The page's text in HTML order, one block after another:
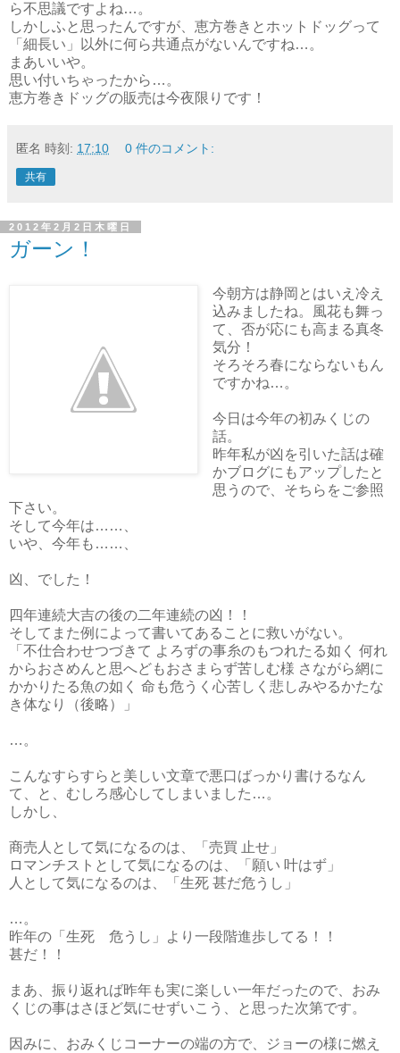
ら不思議ですよね…。
しかしふと思ったんですが、恵方巻きとホットドッグって
「細長い」以外に何ら共通点がないんですね…。
まあいいや。
思い付いちゃったから…。
恵方巻きドッグの販売は今夜限りです！
匿名 時刻: 17:10 0 件のコメント:
共有
2012年2月2日木曜日
ガーン！
今朝方は静岡とはいえ冷え
込みましたね。風花も舞っ
て、否が応にも高まる真冬
気分！
そろそろ春にならないもん
ですかね…。
今日は今年の初みくじの
話。
昨年私が凶を引いた話は確
かブログにもアップしたと
思うので、そちらをご参照
下さい。
そして今年は……、
いや、今年も……、
凶、でした！
四年連続大吉の後の二年連続の凶！！
そしてまた例によって書いてあることに救いがない。
「不仕合わせつづきて よろずの事糸のもつれたる如く 何れ
からおさめんと思へどもおさまらず苦しむ様 さながら網に
かかりたる魚の如く 命も危うく心苦しく悲しみやるかたな
き体なり（後略）」
…。
こんなすらすらと美しい文章で悪口ばっかり書けるなん
て、と、むしろ感心してしまいました…。
しかし、
商売人として気になるのは、「売買 止せ」
ロマンチストとして気になるのは、「願い 叶はず」
人として気になるのは、「生死 甚だ危うし」
…。
昨年の「生死 危うし」より一段階進歩してる！！
甚だ！！
まあ、振り返れば昨年も実に楽しい一年だったので、おみ
くじの事はさほど気にせずいこう、と思った次第です。
因みに、おみくじコーナーの端の方で、ジョーの様に燃え